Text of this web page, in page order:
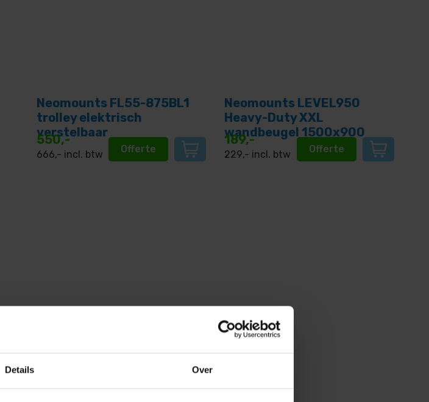
Details Over
Neomounts FL55-875BL1
trolley elektrisch
verstelbaar
550,-
666,- incl. btw Offerte
Neomounts LEVEL950
Heavy-Duty XXL
wandbeugel 1500x900
189,-
229,- incl. btw Offerte
495,-